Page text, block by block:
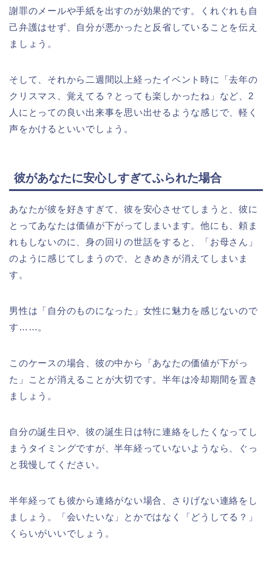
謝罪のメールや手紙を出すのが効果的です。くれぐれも自
己弁護はせず、自分が悪かったと反省していることを伝え
ましょう。
そして、それから二週間以上経ったイベント時に「去年の
クリスマス、覚えてる？とっても楽しかったね」など、2
人にとっての良い出来事を思い出せるような感じで、軽く
声をかけるといいでしょう。
彼があなたに安心しすぎてふられた場合
あなたが彼を好きすぎて、彼を安心させてしまうと、彼に
とってあなたは価値が下がってしまいます。他にも、頼ま
れもしないのに、身の回りの世話をすると、「お母さん」
のように感じてしまうので、ときめきが消えてしまいま
す。
男性は「自分のものになった」女性に魅力を感じないので
す……。
このケースの場合、彼の中から「あなたの価値が下がっ
た」ことが消えることが大切です。半年は冷却期間を置き
ましょう。
自分の誕生日や、彼の誕生日は特に連絡をしたくなってし
まうタイミングですが、半年経っていないようなら、ぐっ
と我慢してください。
半年経っても彼から連絡がない場合、さりげない連絡をし
ましょう。「会いたいな」とかではなく「どうしてる？」
くらいがいいでしょう。